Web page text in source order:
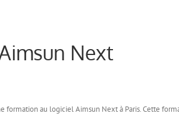
Otimização Semafórica
Next
au logiciel Aimsun Next à Paris. Cette